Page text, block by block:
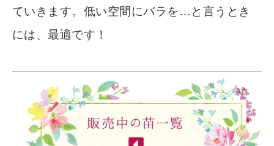
ていきます。低い空間にバラを…と言うとき
には、最適です！